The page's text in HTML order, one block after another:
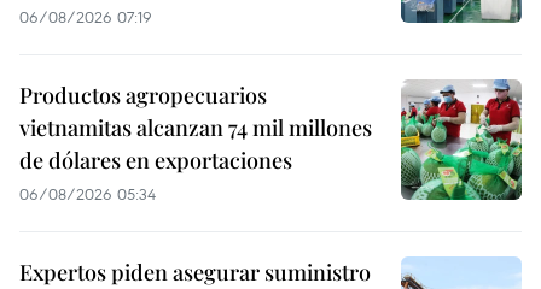
06/08/2026 07:19
Productos agropecuarios
vietnamitas alcanzan 74 mil millones
de dólares en exportaciones
06/08/2026 05:34
Expertos piden asegurar suministro